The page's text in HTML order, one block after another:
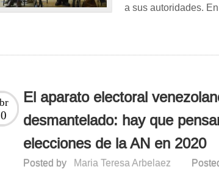
a sus autoridades.
El aparato electoral
desmantelado: hay que
elecciones de la AN en 2020
Posted by Maria Teresa Arbelaez